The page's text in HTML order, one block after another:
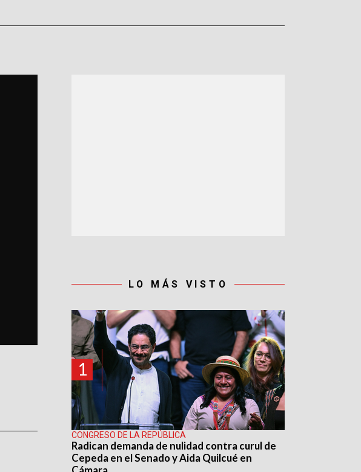
LO MÁS VISTO
1
CONGRESO DE LA REPÚBLICA
Radican demanda de nulidad contra curul de
Cepeda en el Senado y Aida Quilcué en